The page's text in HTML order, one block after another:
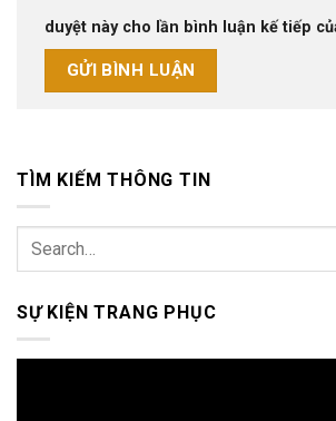
duyệt này cho lần bình luận kế tiếp
TÌM KIẾM THÔNG TIN
SỰ KIỆN TRANG PHỤC